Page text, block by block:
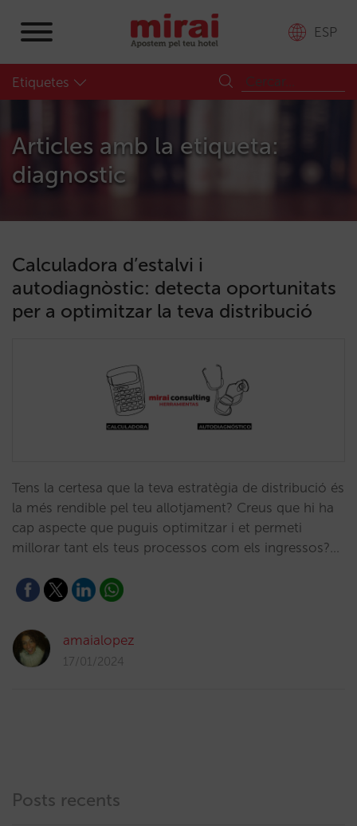
ESP
Etiquetes
Articles amb la etiqueta:
diagnostic
Calculadora d’estalvi i
autodiagnòstic: detecta oportunitats
per a optimitzar la teva distribució
Tens la certesa que la teva estratègia de distribució és
la més rendible pel teu allotjament? Creus que hi ha
cap aspecte que puguis optimitzar i et permeti
millorar tant els teus processos com els ingressos?…
amaialopez
17/01/2024
Posts recents